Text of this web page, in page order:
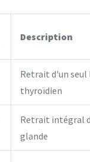
Description
Retrait d'un seul
thyroïdien
Retrait intégral
glande